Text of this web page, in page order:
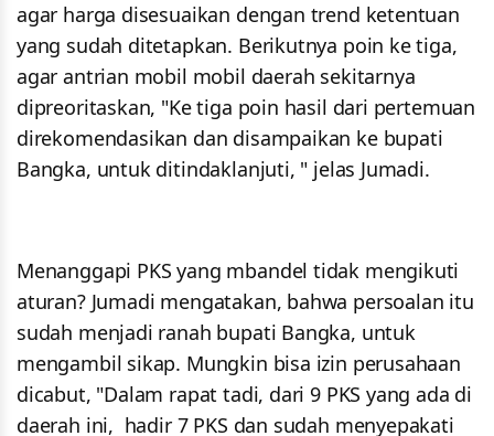
agar harga disesuaikan dengan trend ketentuan
yang sudah ditetapkan. Berikutnya poin ke tiga,
agar antrian mobil mobil daerah sekitarnya
dipreoritaskan, "Ke tiga poin hasil dari pertemuan
direkomendasikan dan disampaikan ke bupati
Bangka, untuk ditindaklanjuti, " jelas Jumadi.
Menanggapi PKS yang mbandel tidak mengikuti
aturan? Jumadi mengatakan, bahwa persoalan itu
sudah menjadi ranah bupati Bangka, untuk
mengambil sikap. Mungkin bisa izin perusahaan
dicabut, "Dalam rapat tadi, dari 9 PKS yang ada di
daerah ini, hadir 7 PKS dan sudah menyepakati